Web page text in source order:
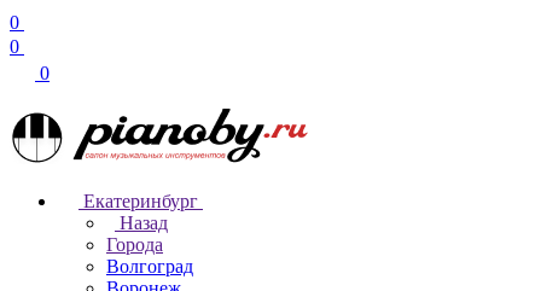
0
0
0
Екатеринбург
Назад
Города
Волгоград